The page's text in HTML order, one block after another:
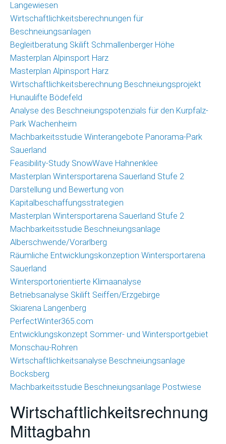
Langewiesen
Wirtschaftlichkeitsberechnungen für
Beschneiungsanlagen
Begleitberatung Skilift Schmallenberger Höhe
Masterplan Alpinsport Harz
Masterplan Alpinsport Harz
Wirtschaftlichkeitsberechnung Beschneiungsprojekt
Hunaulifte Bödefeld
Analyse des Beschneiungspotenzials für den Kurpfalz-
Park Wachenheim
Machbarkeitsstudie Winterangebote Panorama-Park
Sauerland
Feasibility-Study SnowWave Hahnenklee
Masterplan Wintersportarena Sauerland Stufe 2
Darstellung und Bewertung von
Kapitalbeschaffungsstrategien
Masterplan Wintersportarena Sauerland Stufe 2
Machbarkeitsstudie Beschneiungsanlage
Alberschwende/Vorarlberg
Räumliche Entwicklungskonzeption Wintersportarena
Sauerland
Wintersportorientierte Klimaanalyse
Betriebsanalyse Skilift Seiffen/Erzgebirge
Skiarena Langenberg
PerfectWinter365.com
Entwicklungskonzept Sommer- und Wintersportgebiet
Monschau-Rohren
Wirtschaftlichkeitsanalyse Beschneiungsanlage
Bocksberg
Machbarkeitsstudie Beschneiungsanlage Postwiese
Wirtschaftlichkeitsrechnung
Mittagbahn